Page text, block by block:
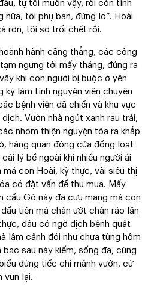
tự tôi muốn vậy, rồi còn tình
nữa, tôi phụ bán, đừng lo”. Hoài
rỡn, tôi sợ trối chết rồi.
hành căng thẳng, các công
ngưng tới mấy tháng, đúng ra
khi con người bị buộc ở yên
ký làm tình nguyện viên chuyên
bệnh viện dã chiến và khu vực
Vườn nhà ngút xanh rau trái,
nhóm thiện nguyện tỏa ra khắp
hàng quán đóng cửa đồng loạt
lý bề ngoài khi nhiều người ái
má con Hoài, kỳ thực, vài siêu thị
có đặt vấn đề thu mua. Mấy
cầu Gò này đã cưu mang má con
tiên má chân ướt chân ráo lặn
đâu có ngờ dịch bệnh quật
lâm cảnh đói như chưa từng hôm
bạc sau này kiếm, sống đã, cùng
đừng tiếc chi mảnh vườn, cứ
vun lại.